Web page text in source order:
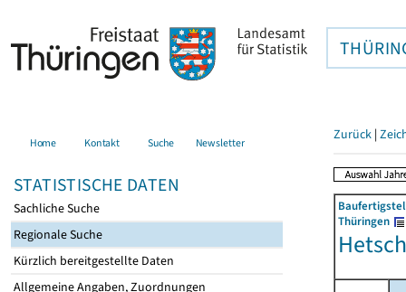
Home Kontakt Suche Newsletter
STATISTISCHE DATEN
Sachliche Suche
Regionale Suche
Kürzlich bereitgestellte Daten
Allgemeine Angaben, Zuordnungen
Zurück |
Thüringen